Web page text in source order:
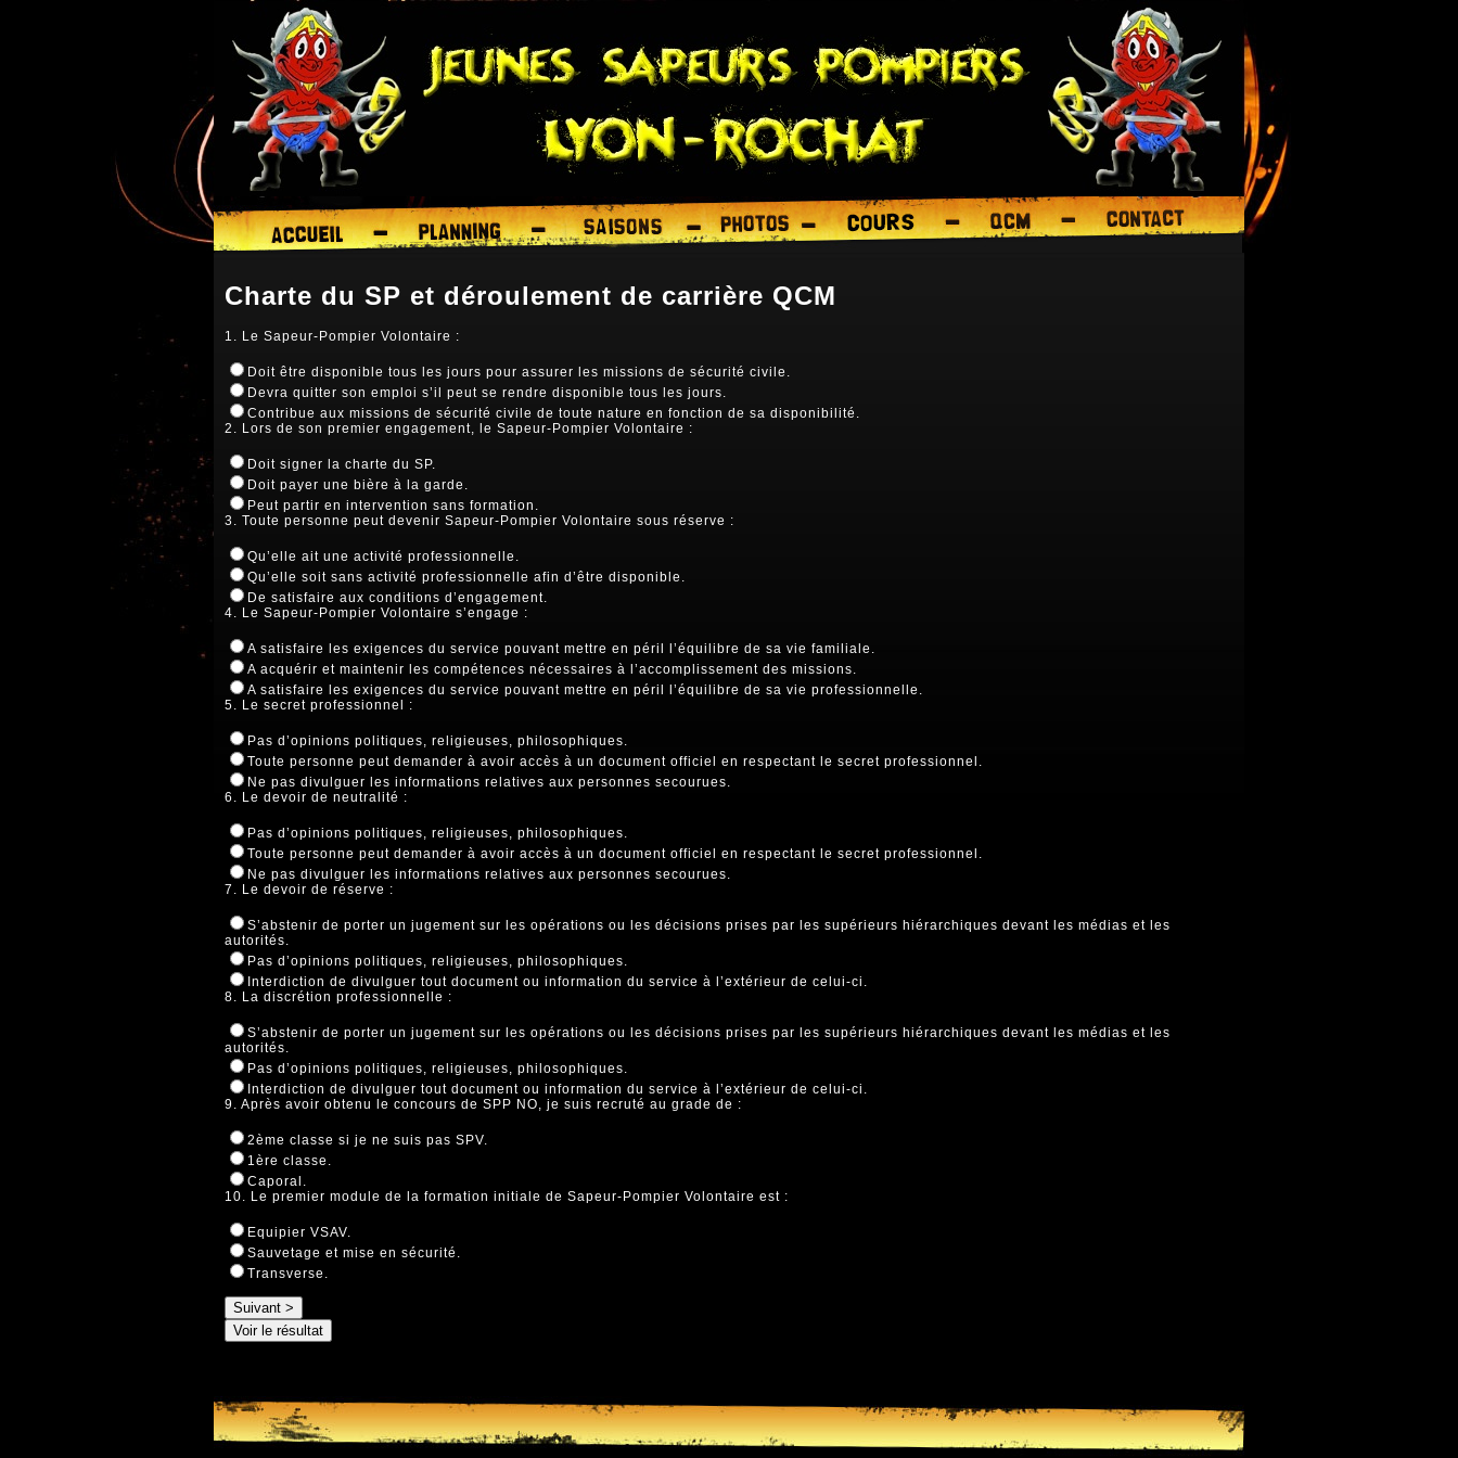
Charte du SP et déroulement de carrière QCM
1. Le Sapeur-Pompier Volontaire :
Doit être disponible tous les jours pour assurer les missions de sécurité civile.
Devra quitter son emploi s’il peut se rendre disponible tous les jours.
Contribue aux missions de sécurité civile de toute nature en fonction de sa disponibilité.
2. Lors de son premier engagement, le Sapeur-Pompier Volontaire :
Doit signer la charte du SP.
Doit payer une bière à la garde.
Peut partir en intervention sans formation.
3. Toute personne peut devenir Sapeur-Pompier Volontaire sous réserve :
Qu’elle ait une activité professionnelle.
Qu’elle soit sans activité professionnelle afin d’être disponible.
De satisfaire aux conditions d’engagement.
4. Le Sapeur-Pompier Volontaire s’engage :
A satisfaire les exigences du service pouvant mettre en péril l’équilibre de sa vie familiale.
A acquérir et maintenir les compétences nécessaires à l’accomplissement des missions.
A satisfaire les exigences du service pouvant mettre en péril l’équilibre de sa vie professionnelle.
5. Le secret professionnel :
Pas d’opinions politiques, religieuses, philosophiques.
Toute personne peut demander à avoir accès à un document officiel en respectant le secret professionnel.
Ne pas divulguer les informations relatives aux personnes secourues.
6. Le devoir de neutralité :
Pas d’opinions politiques, religieuses, philosophiques.
Toute personne peut demander à avoir accès à un document officiel en respectant le secret professionnel.
Ne pas divulguer les informations relatives aux personnes secourues.
7. Le devoir de réserve :
S’abstenir de porter un jugement sur les opérations ou les décisions prises par les supérieurs hiérarchiques devant les médias et les
autorités.
Pas d’opinions politiques, religieuses, philosophiques.
Interdiction de divulguer tout document ou information du service à l’extérieur de celui-ci.
8. La discrétion professionnelle :
S’abstenir de porter un jugement sur les opérations ou les décisions prises par les supérieurs hiérarchiques devant les médias et les
autorités.
Pas d’opinions politiques, religieuses, philosophiques.
Interdiction de divulguer tout document ou information du service à l’extérieur de celui-ci.
9. Après avoir obtenu le concours de SPP NO, je suis recruté au grade de :
2ème classe si je ne suis pas SPV.
1ère classe.
Caporal.
10. Le premier module de la formation initiale de Sapeur-Pompier Volontaire est :
Equipier VSAV.
Sauvetage et mise en sécurité.
Transverse.